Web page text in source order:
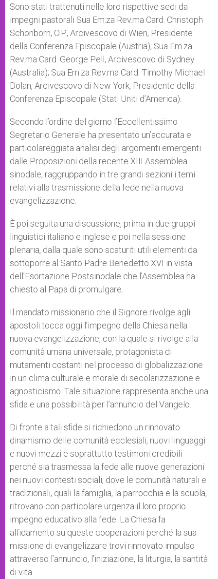
Sono stati trattenuti nelle loro rispettive sedi da
impegni pastorali Sua Em.za Rev.ma Card. Christoph
Schönborn, O.P., Arcivescovo di Wien, Presidente
della Conferenza Episcopale (Austria); Sua Em.za
Rev.ma Card. George Pell, Arcivescovo di Sydney
(Australia); Sua Em.za Rev.ma Card. Timothy Michael
Dolan, Arcivescovo di New York, Presidente della
Conferenza Episcopale (Stati Uniti d’America).
Secondo l’ordine del giorno l’Eccellentissimo
Segretario Generale ha presentato un’accurata e
particolareggiata analisi degli argomenti emergenti
dalle Proposizioni della recente XIII Assemblea
sinodale, raggruppando in tre grandi sezioni i temi
relativi alla trasmissione della fede nella nuova
evangelizzazione.
È poi seguita una discussione, prima in due gruppi
linguistici italiano e inglese e poi nella sessione
plenaria, dalla quale sono scaturiti utili elementi da
sottoporre al Santo Padre Benedetto XVI in vista
dell’Esortazione Postsinodale che l’Assemblea ha
chiesto al Papa di promulgare.
Il mandato missionario che il Signore rivolge agli
apostoli tocca oggi l’impegno della Chiesa nella
nuova evangelizzazione, con la quale si rivolge alla
comunità umana universale, protagonista di
mutamenti costanti nel processo di globalizzazione
in un clima culturale e morale di secolarizzazione e
agnosticismo. Tale situazione rappresenta anche una
sfida e una possibilità per l’annuncio del Vangelo.
Di fronte a tali sfide si richiedono un rinnovato
dinamismo delle comunità ecclesiali, nuovi linguaggi
e nuovi mezzi e soprattutto testimoni credibili
perché sia trasmessa la fede alle nuove generazioni
nei nuovi contesti sociali, dove le comunità naturali e
tradizionali, quali la famiglia, la parrocchia e la scuola,
ritrovano con particolare urgenza il loro proprio
impegno educativo alla fede. La Chiesa fa
affidamento su queste cooperazioni perché la sua
missione di evangelizzare trovi rinnovato impulso
attraverso l’annuncio, l’iniziazione, la liturgia, la santità
di vita.